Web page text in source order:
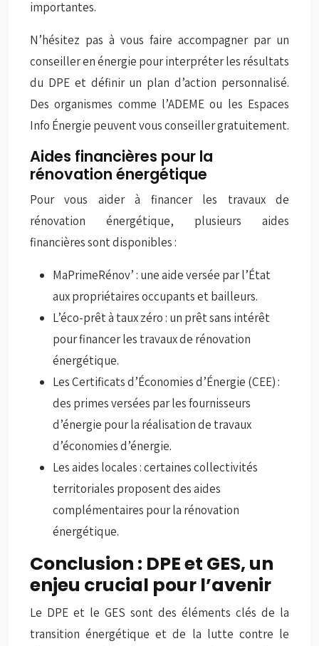
importantes.
N’hésitez pas à vous faire accompagner par un
conseiller en énergie pour interpréter les résultats
du DPE et définir un plan d’action personnalisé.
Des organismes comme l’ADEME ou les Espaces
Info Énergie peuvent vous conseiller gratuitement.
Aides financières pour la
rénovation énergétique
Pour vous aider à financer les travaux de
rénovation énergétique, plusieurs aides
financières sont disponibles :
MaPrimeRénov’ : une aide versée par l’État
aux propriétaires occupants et bailleurs.
L’éco-prêt à taux zéro : un prêt sans intérêt
pour financer les travaux de rénovation
énergétique.
Les Certificats d’Économies d’Énergie (CEE) :
des primes versées par les fournisseurs
d’énergie pour la réalisation de travaux
d’économies d’énergie.
Les aides locales : certaines collectivités
territoriales proposent des aides
complémentaires pour la rénovation
énergétique.
Conclusion : DPE et GES, un
enjeu crucial pour l’avenir
Le DPE et le GES sont des éléments clés de la
transition énergétique et de la lutte contre le